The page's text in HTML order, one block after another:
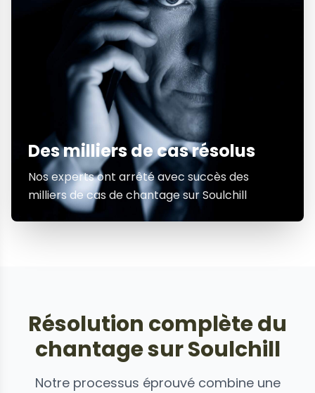
Des milliers de cas résolus
Nos experts ont arrêté avec succès des
milliers de cas de chantage sur Soulchill
Résolution complète du
chantage sur Soulchill
Notre processus éprouvé combine une